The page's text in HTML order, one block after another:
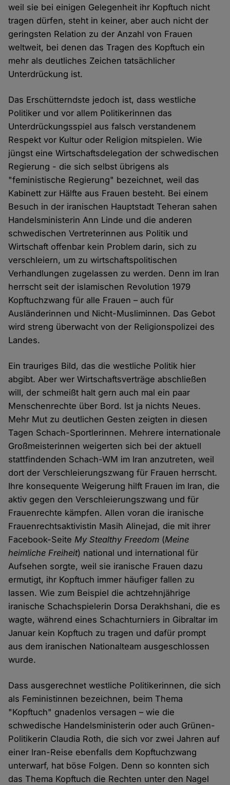
weil sie bei einigen Gelegenheit ihr Kopftuch nicht
tragen dürfen, steht in keiner, aber auch nicht der
geringsten Relation zu der Anzahl von Frauen
weltweit, bei denen das Tragen des Kopftuch ein
mehr als deutliches Zeichen tatsächlicher
Unterdrückung ist.
Das Erschütterndste jedoch ist, dass westliche
Politiker und vor allem Politikerinnen das
Unterdrückungsspiel aus falsch verstandenem
Respekt vor Kultur oder Religion mitspielen. Wie
jüngst eine Wirtschaftsdelegation der schwedischen
Regierung - die sich selbst übrigens als
"feministische Regierung" bezeichnet, weil das
Kabinett zur Hälfte aus Frauen besteht. Bei einem
Besuch in der iranischen Hauptstadt Teheran sahen
Handelsministerin Ann Linde und die anderen
schwedischen Vertreterinnen aus Politik und
Wirtschaft offenbar kein Problem darin, sich zu
verschleiern, um zu wirtschaftspolitischen
Verhandlungen zugelassen zu werden. Denn im Iran
herrscht seit der islamischen Revolution 1979
Kopftuchzwang für alle Frauen – auch für
Ausländerinnen und Nicht-Musliminnen. Das Gebot
wird streng überwacht von der Religionspolizei des
Landes.
Ein trauriges Bild, das die westliche Politik hier
abgibt. Aber wer Wirtschaftsverträge abschließen
will, der schmeißt halt gern auch mal ein paar
Menschenrechte über Bord. Ist ja nichts Neues.
Mehr Mut zu deutlichen Gesten zeigten in diesen
Tagen Schach-Sportlerinnen. Mehrere internationale
Großmeisterinnen weigerten sich bei der aktuell
stattfindenden Schach-WM im Iran anzutreten, weil
dort der Verschleierungszwang für Frauen herrscht.
Ihre konsequente Weigerung hilft Frauen im Iran, die
aktiv gegen den Verschleierungszwang und für
Frauenrechte kämpfen. Allen voran die iranische
Frauenrechtsaktivistin Masih Alinejad, die mit ihrer
Facebook-SeiteMy Stealthy Freedom (Meine
heimliche Freiheit) national und international für
Aufsehen sorgte, weil sie iranische Frauen dazu
ermutigt, ihr Kopftuch immer häufiger fallen zu
lassen. Wie zum Beispiel die achtzehnjährige
iranische Schachspielerin Dorsa Derakhshani, die es
wagte, während eines Schachturniers in Gibraltar im
Januar kein Kopftuch zu tragen und dafür prompt
aus dem iranischen Nationalteam ausgeschlossen
wurde.
Dass ausgerechnet westliche Politikerinnen, die sich
als Feministinnen bezeichnen, beim Thema
"Kopftuch" gnadenlos versagen – wie die
schwedische Handelsministerin oder auch Grünen-
Politikerin Claudia Roth, die sich vor zwei Jahren auf
einer Iran-Reise ebenfalls dem Kopftuchzwang
unterwarf, hat böse Folgen. Denn so konnten sich
das Thema Kopftuch die Rechten unter den Nagel